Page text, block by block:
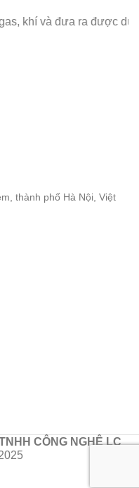
ra được dự đoán về nhu
thành phố Hà Nội, Việt
CÔNG NGHỆ LC